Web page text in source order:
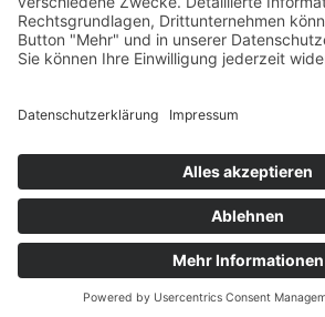
Sonstiges
Download-
Datenschutz
Copyright © 2026 by
Rot-Weiß
Designed